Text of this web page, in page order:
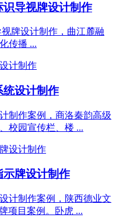
导视牌设计制作
牌设计制作，曲江麓融
传播 ...
统设计制作
制作案例，商洛秦韵高级
校园宣传栏、楼 ...
牌设计制作
计制作案例，陕西德业文
项目案例。卧虎 ...